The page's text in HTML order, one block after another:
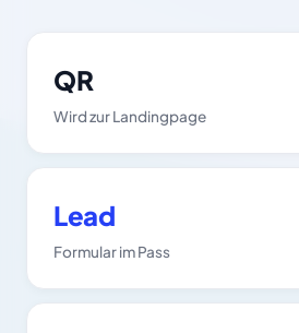
QR
Wird zur Landingpage
Lead
Formular im Pass